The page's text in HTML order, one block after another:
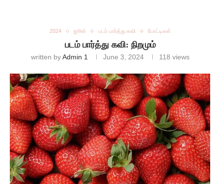
2024 ஜூன் படம் பார்த்து கவி போட்டிகள்
படம் பார்த்து கவி: நிறமும்
written byAdmin 1 June 3, 2024 118 views